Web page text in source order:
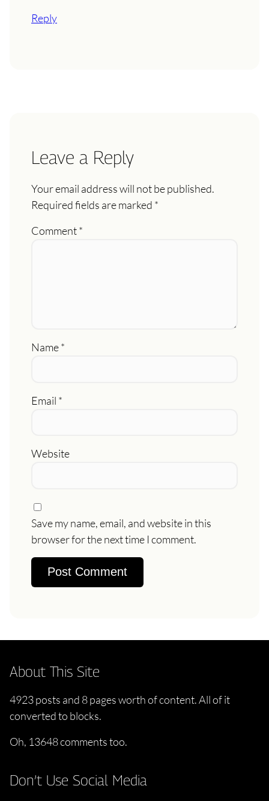
Reply
Leave a Reply
Your email address will not be published.
Required fields are marked *
Comment*
Name*
Email *
Website
Save my name, email, and website in this
browser for the next time I comment.
About This Site
4923 posts and 8 pages worth of content. All of it
converted to blocks.
Oh, 13648 comments too.
Don’t Use Social Media